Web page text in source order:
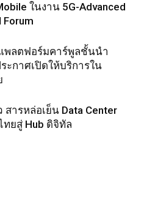
ในงาน 5G-Advanced
Forum
แพลตฟอร์มคาร์พูลชั้นนำ
ะกาศเปิดให้บริการใน
สารหล่อเย็น Data Center
ยสู่ Hub ดิจิทัล